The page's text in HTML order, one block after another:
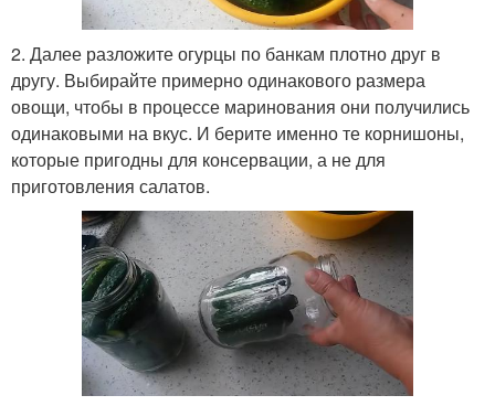
2. Далее разложите огурцы по банкам плотно друг в
другу. Выбирайте примерно одинакового размера
овощи, чтобы в процессе маринования они получились
одинаковыми на вкус. И берите именно те корнишоны,
которые пригодны для консервации, а не для
приготовления салатов.